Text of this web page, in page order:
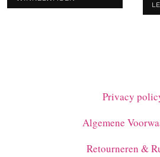
Privacy
Algemene
Retourneren &